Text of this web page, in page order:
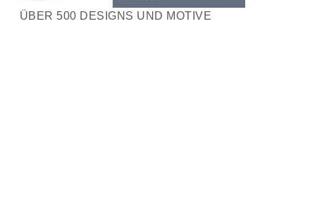
ÜBER 500 DESIGNS UND MOTIVE